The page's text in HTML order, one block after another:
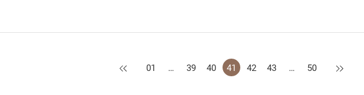
上一頁
01 … 39 40 41 42 43 … 50 下一頁